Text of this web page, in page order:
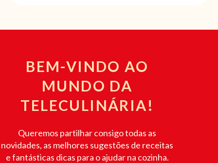
BEM-VINDO AO
MUNDO DA
TELECULINÁRIA!
Queremos partilhar consigo todas as
novidades, as melhores sugestões de receitas
e fantásticas dicas para o ajudar na cozinha.